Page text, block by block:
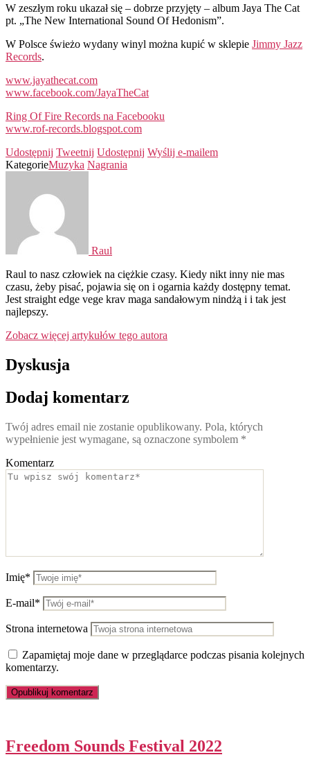
W zeszłym roku ukazał się – dobrze przyjęty – album Jaya The Cat
pt. „The New International Sound Of Hedonism”.
W Polsce świeżo wydany winyl można kupić w sklepie Jimmy Jazz
Records.
www.jayathecat.com
www.facebook.com/JayaTheCat
Ring Of Fire Records na Facebooku
www.rof-records.blogspot.com
Udostępnij Tweetnij Udostępnij Wyślij e-mailem
KategorieMuzyka Nagrania
Raul
Raul to nasz człowiek na ciężkie czasy. Kiedy nikt inny nie mas
czasu, żeby pisać, pojawia się on i ogarnia każdy dostępny temat.
Jest straight edge vege krav maga sandałowym nindżą i i tak jest
najlepszy.
Zobacz więcej artykułów tego autora
Dyskusja
Dodaj komentarz
Twój adres email nie zostanie opublikowany. Pola, których
wypełnienie jest wymagane, są oznaczone symbolem *
Komentarz
Imię*
E-mail*
Strona internetowa
Zapamiętaj moje dane w przeglądarce podczas pisania kolejnych
komentarzy.
Freedom Sounds Festival 2022